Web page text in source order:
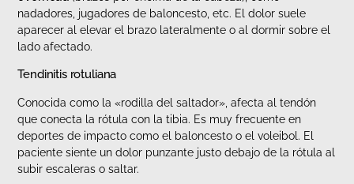
nadadores, jugadores de baloncesto, etc. El dolor suele
aparecer al elevar el brazo lateralmente o al dormir sobre el
lado afectado.
Tendinitis rotuliana
Conocida como la «rodilla del saltador», afecta al tendón
que conecta la rótula con la tibia. Es muy frecuente en
deportes de impacto como el baloncesto o el voleibol. El
paciente siente un dolor punzante justo debajo de la rótula al
subir escaleras o saltar.